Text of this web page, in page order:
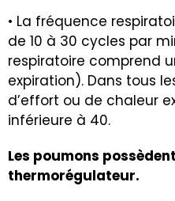
• La fréquence
de 10 à 30 cycles par
respiratoire comprend
expiration). Dans tous
d’effort ou de chaleur
inférieure à 40.
Les poumons
thermorégulateur.